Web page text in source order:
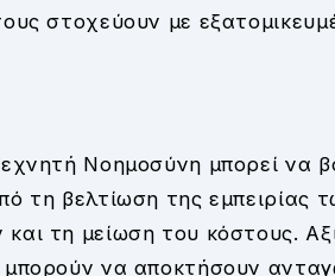
στοχεύουν με
Νοημοσύνη μπορεί να
τη βελτίωση της εμπειρίας
τη μείωση του κόστους.
μπορούν να αποκτήσουν